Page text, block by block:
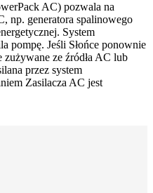
AC) pozwala na
np. generatora spalinowego
System
pompę. Jeśli Słońce ponownie
ze źródła AC lub
przez system
Zasilacza AC jest